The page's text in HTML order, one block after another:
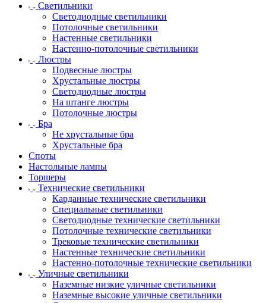
Светильники
Светодиодные светильники
Потолочные светильники
Настенные светильники
Настенно-потолочные светильники
Люстры
Подвесные люстры
Хрустальные люстры
Светодиодные люстры
На штанге люстры
Потолочные люстры
Бра
Не хрустальные бра
Хрустальные бра
Споты
Настольные лампы
Торшеры
Технические светильники
Карданные технические светильники
Специальные светильники
Светодиодные технические светильники
Потолочные технические светильники
Трековые технические светильники
Настенные технические светильники
Настенно-потолочные технические светильники
Уличные светильники
Наземные низкие уличные светильники
Наземные высокие уличные светильники